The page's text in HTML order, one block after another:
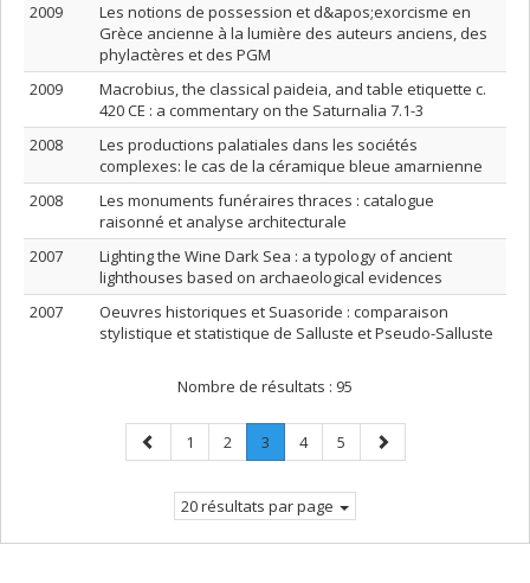
2009
Les notions de possession et d&apos;exorcisme en
Grèce ancienne à la lumière des auteurs anciens, des
phylactères et des PGM
2009
Macrobius, the classical paideia, and table etiquette c.
420 CE : a commentary on the Saturnalia 7.1-3
2008
Les productions palatiales dans les sociétés
complexes: le cas de la céramique bleue amarnienne
2008
Les monuments funéraires thraces : catalogue
raisonné et analyse architecturale
2007
Lighting the Wine Dark Sea : a typology of ancient
lighthouses based on archaeological evidences
2007
Oeuvres historiques et Suasoride : comparaison
stylistique et statistique de Salluste et Pseudo-Salluste
Nombre de résultats : 95
Page
précédente
Page
1 Page
2 Page
3.
Page
Page
4 Page
5
Page
suivante
20 résultats par page